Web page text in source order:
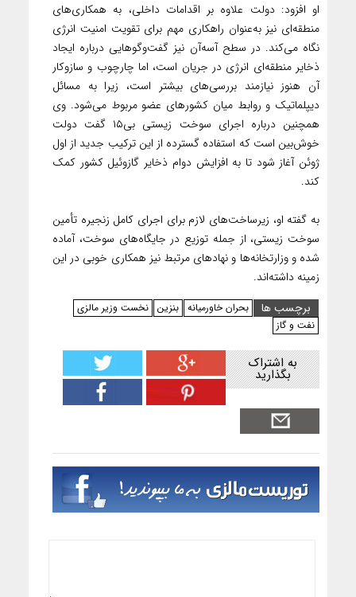
او افزود: دولت علاوه بر اقدامات داخلی، به همکاری‌های
منطقه‌ای نیز به‌عنوان راهکاری مهم برای تقویت امنیت انرژی
نگاه می‌کند. در سطح آسه‌آن نیز گفت‌وگوهایی درباره ایجاد
ذخایر منطقه‌ای انرژی در جریان است، اما چارچوب و سازوکار
آن هنوز نیازمند بررسی‌های بیشتر است، زیرا به مسائل
دیپلماتیک و روابط میان کشورهای عضو مربوط می‌شود. وی
همچنین درباره اجرای سوخت زیستی بی۱۵ گفت دولت
خوش‌بین است که استفاده گسترده از این ترکیب جدید از اول
ژوئن آغاز شود تا به افزایش دوام ذخایر گازوئیل کشور کمک
کند.
به گفته او، زیرساخت‌های لازم برای اجرای کامل زنجیره تأمین
سوخت زیستی، از جمله توزیع در جایگاه‌های سوخت، آماده
شده و وزارتخانه‌ها و نهادهای مرتبط نیز همکاری خوبی در این
زمینه داشته‌اند.
برچسب ها
بحران خاورمیانه بنزین نخست وزیر مالزی
نفت و گاز
به اشتراک
بگذارید